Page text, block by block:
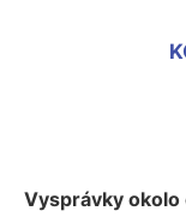
Vysprávky okolo